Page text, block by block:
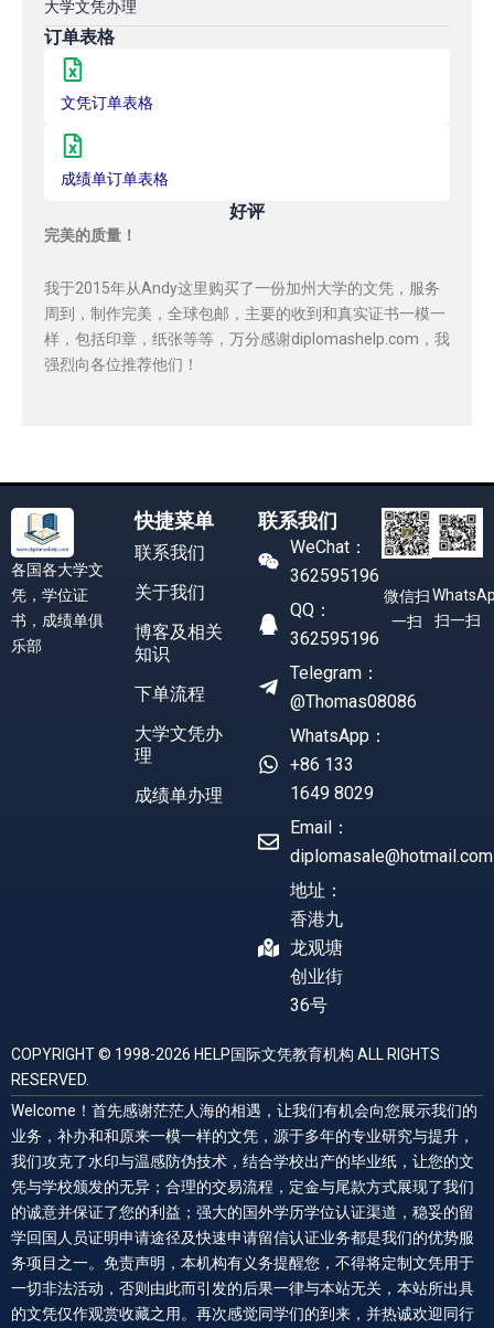
大学文凭办理
订单表格
文凭订单表格
成绩单订单表格
好评
完美的质量！
我于2015年从Andy这里购买了一份加州大学的文凭，服务
周到，制作完美，全球包邮，主要的收到和真实证书一模一
样，包括印章，纸张等等，万分感谢diplomashelp.com，我
强烈向各位推荐他们！
各国各大学文
凭，学位证
书，成绩单俱
乐部
快捷菜单
联系我们
关于我们
博客及相关
知识
下单流程
大学文凭办
理
成绩单办理
联系我们
WeChat：
362595196
QQ：
362595196
Telegram：
@Thomas08086
WhatsApp：
+86 133
1649 8029
Email：
diplomasale@hotmail.com
地址：
香港九
龙观塘
创业街
36号
微信扫
一扫
扫一扫
COPYRIGHT © 1998-2026 HELP国际文凭教育机构 ALL RIGHTS
RESERVED.
Welcome！首先感谢茫茫人海的相遇，让我们有机会向您展示我们的
业务，补办和和原来一模一样的文凭，源于多年的专业研究与提升，
我们攻克了水印与温感防伪技术，结合学校出产的毕业纸，让您的文
凭与学校颁发的无异；合理的交易流程，定金与尾款方式展现了我们
的诚意并保证了您的利益；强大的国外学历学位认证渠道，稳妥的留
学回国人员证明申请途径及快速申请留信认证业务都是我们的优势服
务项目之一。免责声明，本机构有义务提醒您，不得将定制文凭用于
一切非法活动，否则由此而引发的后果一律与本站无关，本站所出具
的文凭仅作观赏收藏之用。再次感觉同学们的到来，并热诚欢迎同行